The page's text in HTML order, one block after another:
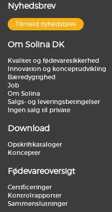
Nyhedsbrev
Tilmeld nyhedsbrev
Om Solina DK
Kvalitet og fødevaresikkerhed
Innovation og konceptudvikling
Bæredygtighed
Job
Om Solina
Salgs- og leveringsbetingelser
Ingen salg til private
Download
Opskriftkataloger
Koncepter
Fødevareoversigt
Certificeringer
Kontrolrapporter
Sammenslutninger